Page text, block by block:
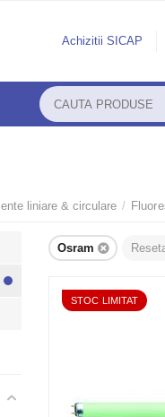
Achizitii SICAP
liniare & circulare /
Osram
STOC LIMITAT